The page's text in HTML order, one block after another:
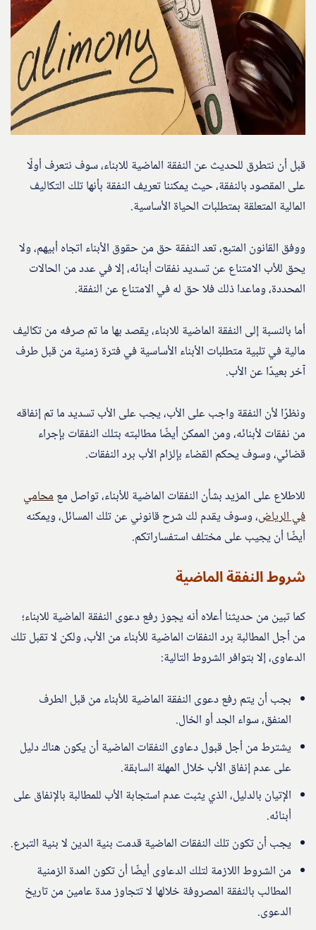
قبل أن نتطرق للحديث عن النفقة الماضية للابناء، سوف نتعرف أولًا
على المقصود بالنفقة، حيث يمكننا تعريف النفقة بأنها تلك التكاليف
المالية المتعلقة بمتطلبات الحياة الأساسية.
ووفق القانون المتبع، تعد النفقة حق من حقوق الأبناء اتجاه أبيهم، ولا
يحق للأب الامتناع عن تسديد نفقات أبنائه، إلا في عدد من الحالات
المحددة، وماعدا ذلك فلا حق له في الامتناع عن النفقة.
أما بالنسبة إلى النفقة الماضية للابناء، يقصد بها ما تم صرفه من تكاليف
مالية في تلبية متطلبات الأبناء الأساسية في فترة زمنية من قبل طرف
آخر بعيدًا عن الأب.
ونظرًا لأن النفقة واجب على الأب، يجب على الأب تسديد ما تم إنفاقه
من نفقات لأبنائه، ومن الممكن أيضًا مطالبته بتلك النفقات بإجراء
قضائي، وسوف يحكم القضاء بإلزام الأب برد النفقات.
للاطلاع على المزيد بشأن النفقات الماضية للأبناء، تواصل معمحامي
في الرياض، وسوف يقدم لك شرح قانوني عن تلك المسائل، ويمكنه
أيضًا أن يجيب على مختلف استفساراتكم.
شروط النفقة الماضية
كما تبين من حديثنا أعلاه أنه يجوز رفع دعوى النفقة الماضية للابناء؛
من أجل المطالبة برد النفقات الماضية للأبناء من الأب، ولكن لا تقبل تلك
الدعاوى، إلا بتوافر الشروط التالية:
بجب أن يتم رفع دعوى النفقة الماضية للأبناء من قبل الطرف
المنفق، سواء الجد أو الخال.
يشترط من أجل قبول دعاوى النفقات الماضية أن يكون هناك دليل
على عدم إنفاق الأب خلال المهلة السابقة.
الإتيان بالدليل، الذي يثبت عدم استجابة الأب للمطالبة بالإنفاق على
أبنائه.
يجب أن تكون تلك النفقات الماضية قدمت بنية الدين لا بنية التبرع.
من الشروط اللازمة لتلك الدعاوى أيضًا أن تكون المدة الزمنية
المطالب بالنفقة المصروفة خلالها لا تتجاوز مدة عامين من تاريخ
الدعوى.